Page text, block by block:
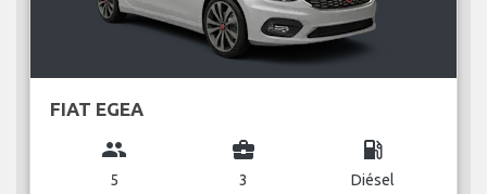
FIAT EGEA
group
5
business_center
3
local_gas_station
Diésel